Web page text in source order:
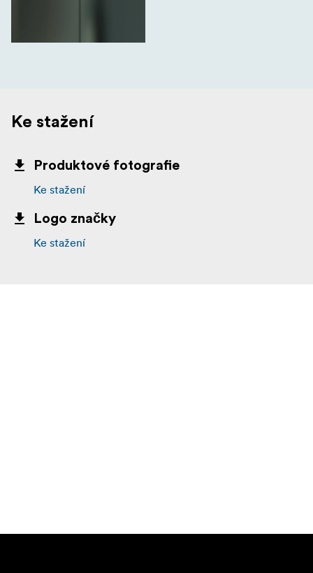
Ke stažení
Produktové fotografie
Ke stažení
Logo značky
Ke stažení